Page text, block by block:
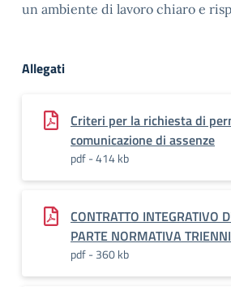
un ambiente di lavoro chiaro e
Allegati
Criteri per la richiesta di
comunicazione di assenze
pdf - 414 kb
CONTRATTO INTEGRATIVO
PARTE NORMATIVA
pdf - 360 kb